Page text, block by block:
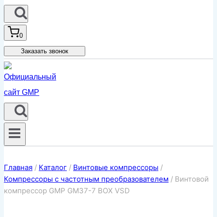
0
Заказать звонок
Главная / Каталог / Винтовые компрессоры /
Компрессоры с частотным преобразователем / Винтовой
компрессор GMP GM37-7 BOX VSD